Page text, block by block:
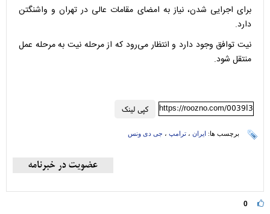
برای اجرایی شدن، نیاز به امضای مقامات عالی در تهران و واشنگتن
دارد.
نیت توافق وجود دارد و انتظار می‌رود که از مرحله نیت به مرحله عمل
منتقل شود.
کپی لینک https://roozno.com/0039I3
برچسب ها: ایران ، ترامپ ، جی دی ونس
0